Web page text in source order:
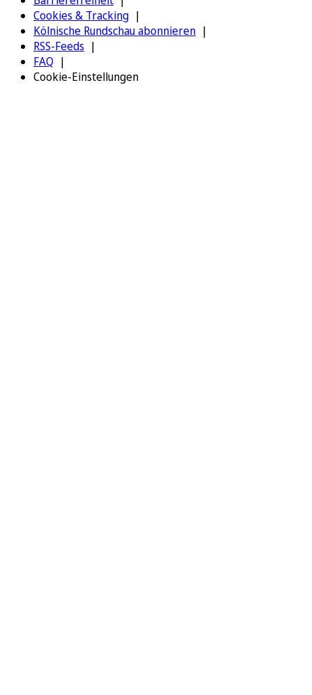
Cookies & Tracking
Kölnische Rundschau abonnieren
RSS-Feeds
FAQ
Cookie-Einstellungen